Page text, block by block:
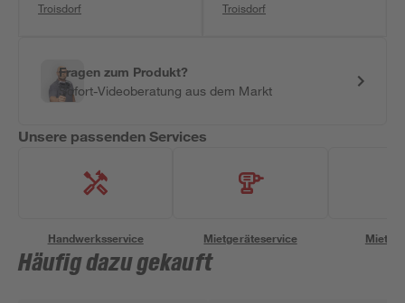
Troisdorf Troisdorf
Fragen zum Produkt?
Sofort-Videoberatung aus dem Markt
Unsere passenden Services
Handwerksservice Mietgeräteservice
Häufig dazu gekauft